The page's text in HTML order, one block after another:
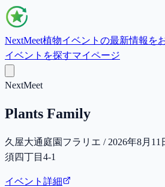
NextMeet植物イベントの最新情報を
イベントを探すマイページ
NextMeet
Plants Family
久屋大通庭園フラリエ / 2026年8月
須四丁目4-1
イベント詳細